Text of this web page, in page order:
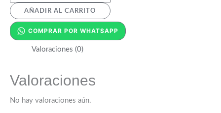
AÑADIR AL CARRITO
COMPRAR POR WHATSAPP
Valoraciones (0)
Valoraciones
No hay valoraciones aún.